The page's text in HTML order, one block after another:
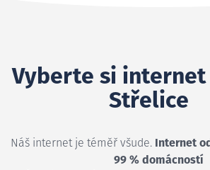
Vyberte si internet
Střelice
Náš internet je téměř všude. Internet
99 % domácností